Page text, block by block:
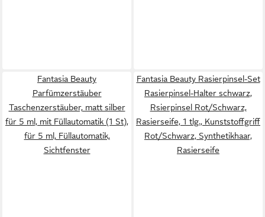
Fantasia Beauty
Parfümzerstäuber
Taschenzerstäuber, matt silber
für 5 ml, mit Füllautomatik (1 St),
für 5 ml, Füllautomatik,
Sichtfenster
Fantasia Beauty Rasierpinsel-Set
Rasierpinsel-Halter schwarz,
Rsierpinsel Rot/Schwarz,
Rasierseife, 1 tlg., Kunststoffgriff
Rot/Schwarz, Synthetikhaar,
Rasierseife